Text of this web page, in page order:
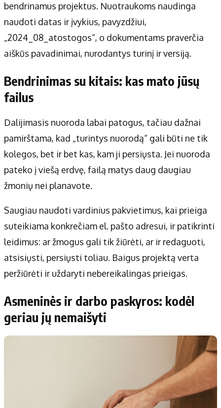
bendrinamus projektus. Nuotraukoms naudinga
naudoti datas ir įvykius, pavyzdžiui,
„2024_08_atostogos“, o dokumentams praverčia
aiškūs pavadinimai, nurodantys turinį ir versiją.
Bendrinimas su kitais: kas mato jūsų
failus
Dalijimasis nuoroda labai patogus, tačiau dažnai
pamirštama, kad „turintys nuorodą“ gali būti ne tik
kolegos, bet ir bet kas, kam ji persiųsta. Jei nuoroda
pateko į viešą erdvę, failą matys daug daugiau
žmonių nei planavote.
Saugiau naudoti vardinius pakvietimus, kai prieiga
suteikiama konkrečiam el. pašto adresui, ir patikrinti
leidimus: ar žmogus gali tik žiūrėti, ar ir redaguoti,
atsisiųsti, persiųsti toliau. Baigus projektą verta
peržiūrėti ir uždaryti nebereikalingas prieigas.
Asmeninės ir darbo paskyros: kodėl
geriau jų nemaišyti